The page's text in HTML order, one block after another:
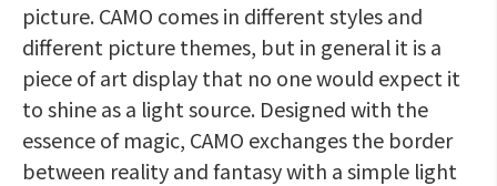
picture. CAMO comes in different styles and
different picture themes, but in general it is a
piece of art display that no one would expect it
to shine as a light source. Designed with the
essence of magic, CAMO exchanges the border
between reality and fantasy with a simple light